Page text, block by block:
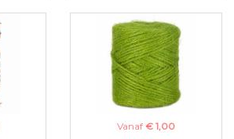
Vanaf € 1,00